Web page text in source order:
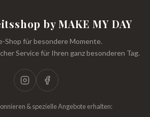
by MAKE MY DAY
Shop für besondere Momente.
Service für Ihren ganz besonderen Tag.
& spezielle Angebote erhalten: